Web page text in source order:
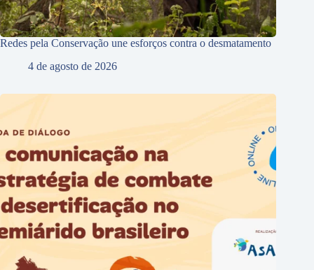
Redes pela Conservação une esforços contra o desmatamento
4 de agosto de 2026